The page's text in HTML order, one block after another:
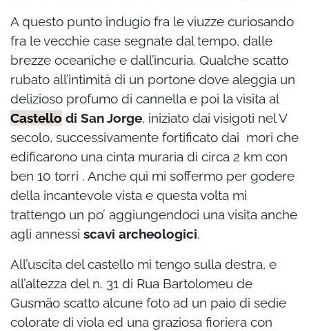
A questo punto indugio fra le viuzze curiosando
fra le vecchie case segnate dal tempo, dalle
brezze oceaniche e dall’incuria. Qualche scatto
rubato all’intimità di un portone dove aleggia un
delizioso profumo di cannella e poi la visita al
Castello di San Jorge, iniziato dai visigoti nel V
secolo, successivamente fortificato dai mori che
edificarono una cinta muraria di circa 2 km con
ben 10 torri . Anche qui mi soffermo per godere
della incantevole vista e questa volta mi
trattengo un po’ aggiungendoci una visita anche
agli annessi scavi archeologici.
All’uscita del castello mi tengo sulla destra, e
all’altezza del n. 31 di Rua Bartolomeu de
Gusmão scatto alcune foto ad un paio di sedie
colorate di viola ed una graziosa fioriera con